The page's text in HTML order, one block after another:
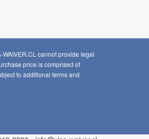
cannot provide legal
price is comprised of
to additional terms and